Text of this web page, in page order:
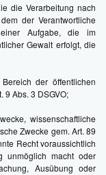
die Verarbeitung nach
der Verantwortliche
Aufgabe, die im
Gewalt erfolgt, die
der öffentlichen
9 Abs. 3 DSGVO;
wissenschaftliche
Zwecke gem. Art. 89
Recht voraussichtlich
unmöglich macht oder
Ausübung oder